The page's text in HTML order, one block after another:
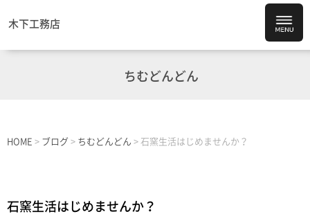
木下工務店
ちむどんどん
HOME > ブログ > ちむどんどん > 石窯生活はじめませんか？
石窯生活はじめませんか？